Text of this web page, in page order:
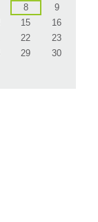
8
9
15
16
22
23
29
30